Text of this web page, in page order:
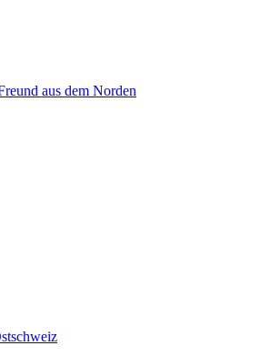
aus dem Norden